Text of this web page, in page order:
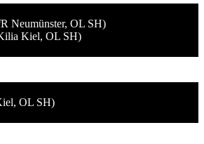
Neumünster, OL SH)
Kiel, OL SH)
OL SH)